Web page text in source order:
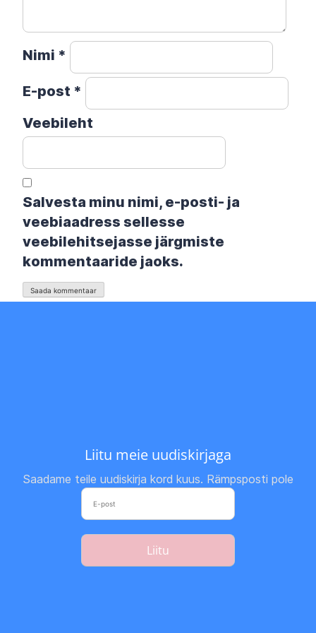
Nimi *
E-post *
Veebileht
Salvesta minu nimi, e-posti- ja
veebiaadress sellesse
veebilehitsejasse järgmiste
kommentaaride jaoks.
Liitu meie uudiskirjaga
Saadame teile uudiskirja kord kuus. Rämpsposti pole
Liitu